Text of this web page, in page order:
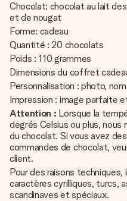
Chocolat: chocolat au lait
et de nougat
Forme: cadeau
Quantité : 20 chocolats
Poids : 110 grammes
Dimensions du coffret
Personnalisation : photo,
Impression : image parfaite
Attention : Lorsque la
degrés Celsius ou plus, nous
du chocolat. Si vous avez
commandes de chocolat,
client.
Pour des raisons
caractères cyrilliques, turcs,
scandinaves et spéciaux.